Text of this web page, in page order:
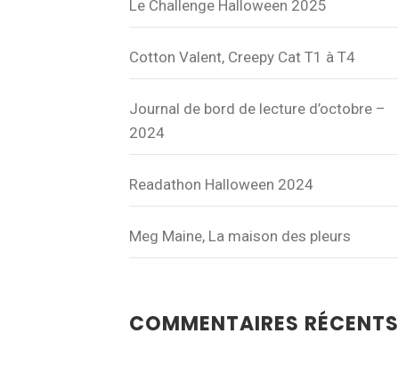
Le Challenge Halloween 2025
Cotton Valent, Creepy Cat T1 à T4
Journal de bord de lecture d’octobre –
2024
Readathon Halloween 2024
Meg Maine, La maison des pleurs
COMMENTAIRES RÉCENTS